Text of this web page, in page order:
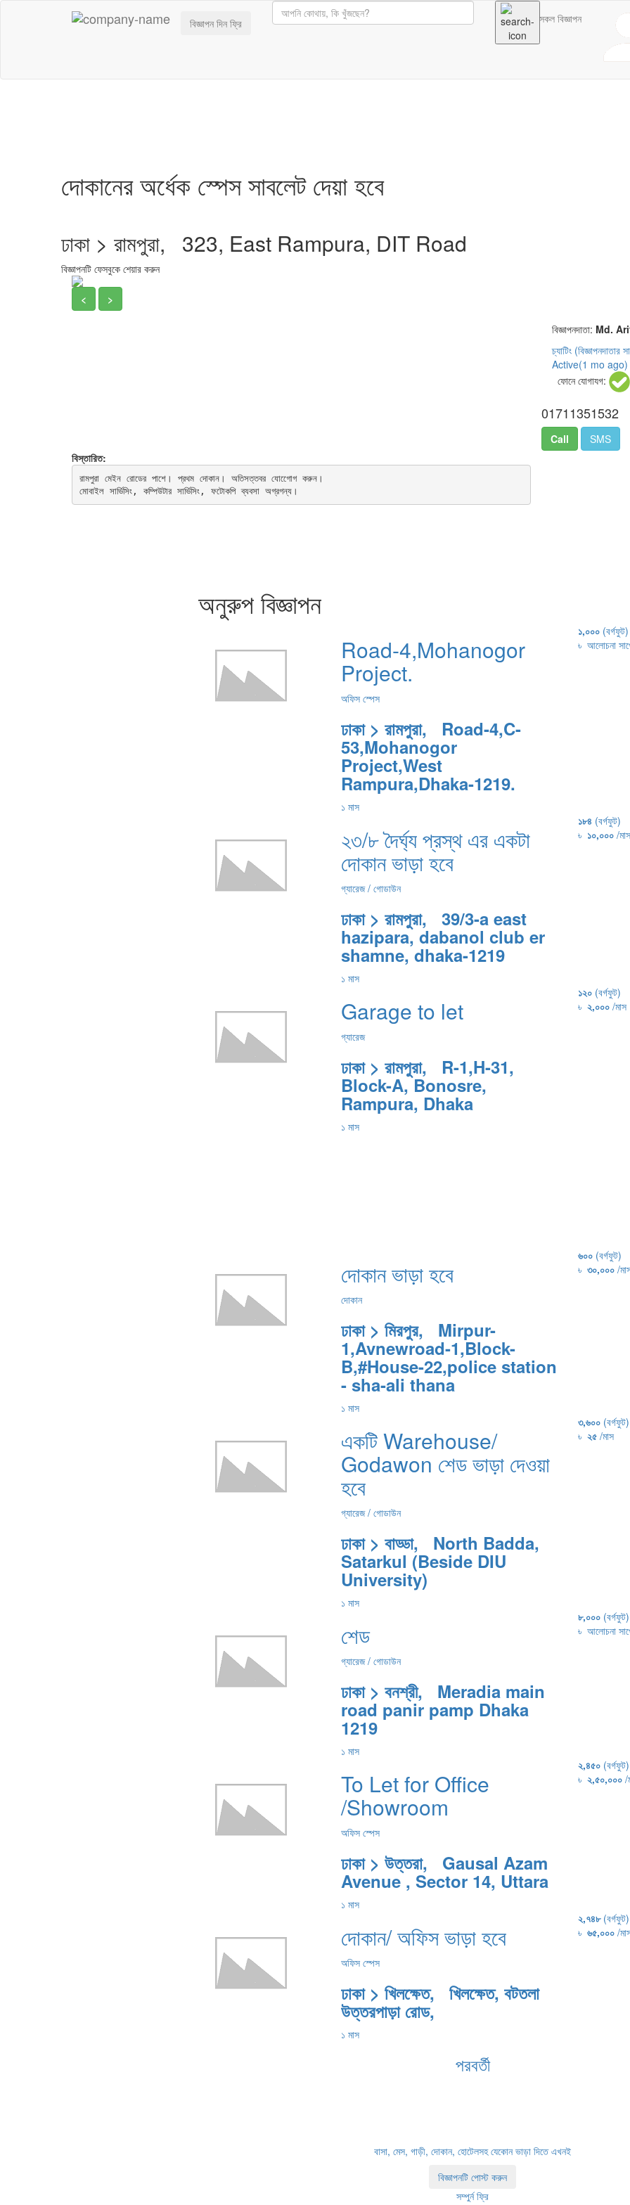
বিজ্ঞাপন দিন ফ্রি
সকল বিজ্ঞাপন
দোকানের অর্ধেক স্পেস সাবলেট দেয়া হবে
ঢাকা > রামপুরা, 323, East Rampura, DIT Road
বিজ্ঞাপনটি ফেসবুকে শেয়ার করুন
< >
বিজ্ঞাপনদাতা: Md.
চ্যাটিং (বিজ্ঞাপনদাতার
Active(1 mo ago)
ফোনে যোগাযগ:
01711351532
Call
SMS
বিস্তারিত:
রামপুরা মেইন রোডের পাশে। প্রথম দোকান। অতিসত্তবর যোগেোগ করুন।
মোবাইল সার্ভিসিং, কম্পিউটার সার্ভিসিং, ফটোকপি ব্যবসা অগ্রগন্য।
অনুরুপ বিজ্ঞাপন
Road-4,Mohanogor
Project.
অফিস স্পেস
ঢাকা > রামপুরা, Road-4,C-
53,Mohanogor
Project,West
Rampura,Dhaka-1219.
১ মাস
১,০০০ (বর্গফুট)
৳ আলোচনা
২৩/৮ দৈর্ঘ্য প্রস্থ এর একটা
দোকান ভাড়া হবে
গ্যারেজ / গোডাউন
ঢাকা > রামপুরা, 39/3-a east
hazipara, dabanol club er
shamne, dhaka-1219
১ মাস
১৮৪ (বর্গফুট)
৳ ১০,০০০ /মাস
Garage to let
গ্যারেজ
ঢাকা > রামপুরা, R-1,H-31,
Block-A, Bonosre,
Rampura, Dhaka
১ মাস
১২০ (বর্গফুট)
৳ ২,০০০ /মাস
দোকান ভাড়া হবে
দোকান
ঢাকা > মিরপুর, Mirpur-
1,Avnewroad-1,Block-
B,#House-22,police station
- sha-ali thana
১ মাস
৬০০ (বর্গফুট)
৳ ৩০,০০০ /
একটি Warehouse/
Godawon শেড ভাড়া দেওয়া
হবে
গ্যারেজ / গোডাউন
ঢাকা > বাড্ডা, North Badda,
Satarkul (Beside DIU
University)
১ মাস
৩,৬০০ (বর্গফুট)
৳ ২৫ /মাস
শেড
গ্যারেজ / গোডাউন
ঢাকা > বনশ্রী, Meradia main
road panir pamp Dhaka
1219
১ মাস
৮,০০০ (বর্গফুট)
৳ আলোচনা
To Let for Office
/Showroom
অফিস স্পেস
ঢাকা > উত্তরা, Gausal Azam
Avenue , Sector 14, Uttara
১ মাস
২,৪৫০ (বর্গফুট)
৳ ২,৫০,০০০ /
দোকান/ অফিস ভাড়া হবে
অফিস স্পেস
ঢাকা > খিলক্ষেত, খিলক্ষেত, বটতলা
উত্তরপাড়া রোড,
১ মাস
২,৭৪৮(বর্গফুট)
৳ ৬৫,০০০ /
পরবর্তী
বাসা, মেস, গাড়ী, দোকান, হোটেলসহ যেকোন ভাড়া দিতে এখনই
বিজ্ঞাপনটি পোস্ট করুন
সম্পুর্ন ফ্রি